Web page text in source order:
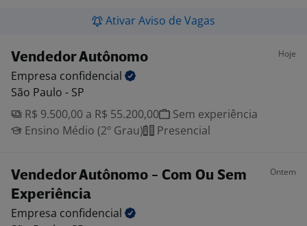
Ativar Aviso de Vagas
Vendedor Autônomo Hoje
Empresa confidencial
São Paulo - SP
R$ 9.500,00 a R$ 55.200,00
Sem experiência
Ensino Médio (2º Grau)
Presencial
Vendedor Autônomo - Com Ou Sem
Experiência
Ontem
Empresa confidencial